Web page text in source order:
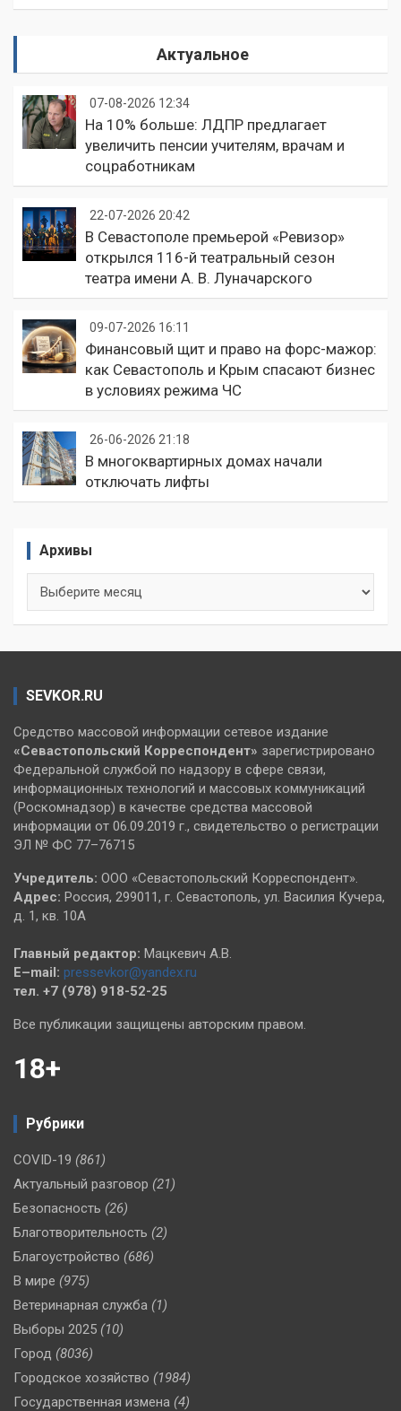
Актуальное
07-08-2026 12:34
На 10% больше: ЛДПР предлагает
увеличить пенсии учителям, врачам и
соцработникам
22-07-2026 20:42
В Севастополе премьерой «Ревизор»
открылся 116-й театральный сезон
театра имени А. В. Луначарского
09-07-2026 16:11
Финансовый щит и право на форс-мажор:
как Севастополь и Крым спасают бизнес
в условиях режима ЧС
26-06-2026 21:18
В многоквартирных домах начали
отключать лифты
Архивы
SEVKOR.RU
Средство массовой информации сетевое издание
«Севастопольский Корреспондент» зарегистрировано
Федеральной службой по надзору в сфере связи,
информационных технологий и массовых коммуникаций
(Роскомнадзор) в качестве средства массовой
информации от 06.09.2019 г., свидетельство о регистрации
ЭЛ № ФС 77–76715
Учредитель: ООО «Севастопольский Корреспондент».
Адрес: Россия, 299011, г. Севастополь, ул. Василия Кучера,
д. 1, кв. 10А
Главный редактор: Мацкевич А.В.
E–mail: pressevkor@yandex.ru
тел. +7 (978) 918-52-25
Все публикации защищены авторским правом.
18+
Рубрики
COVID-19 (861)
Актуальный разговор (21)
Безопасность (26)
Благотворительность (2)
Благоустройство (686)
В мире (975)
Ветеринарная служба (1)
Выборы 2025 (10)
Город (8036)
Городское хозяйство (1984)
Государственная измена (4)